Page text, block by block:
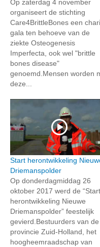
Op zaterdag 4 november
organiseert de stichting
Care4BrittleBones een
gala ten behoeve van de
ziekte Osteogenesis
Imperfecta, ook wel "brittle
bones disease"
genoemd.Mensen worden
deze...
Start herontwikkeling
Driemanspolder
Op donderdagmiddag 26
oktober 2017 werd de “Start
herontwikkeling Nieuwe
Driemanspolder” feestelijk
gevierd.Bestuurders van de
provincie Zuid-Holland, het
hoogheemraadschap van